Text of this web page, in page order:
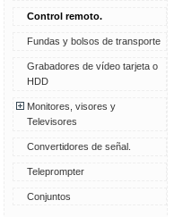
Control remoto.
Fundas y bolsos de transporte
Grabadores de vídeo tarjeta o
HDD
Monitores, visores y
Televisores
Convertidores de señal.
Teleprompter
Conjuntos